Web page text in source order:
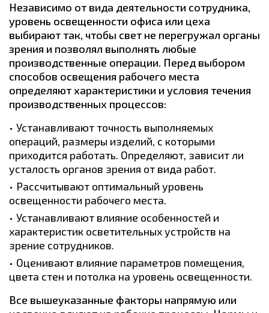
Независимо от вида деятельности сотрудника,
уровень освещенности офиса или цеха
выбирают так, чтобы свет не перегружал органы
зрения и позволял выполнять любые
производственные операции. Перед выбором
способов освещения рабочего места
определяют характеристики и условия течения
производственных процессов:
Устанавливают точность выполняемых
операций, размеры изделий, с которыми
приходится работать. Определяют, зависит ли
усталость органов зрения от вида работ.
Рассчитывают оптимальный уровень
освещенности рабочего места.
Устанавливают влияние особенностей и
характеристик осветительных устройств на
зрение сотрудников.
Оценивают влияние параметров помещения,
цвета стен и потолка на уровень освещенности.
Все вышеуказанные факторы напрямую или